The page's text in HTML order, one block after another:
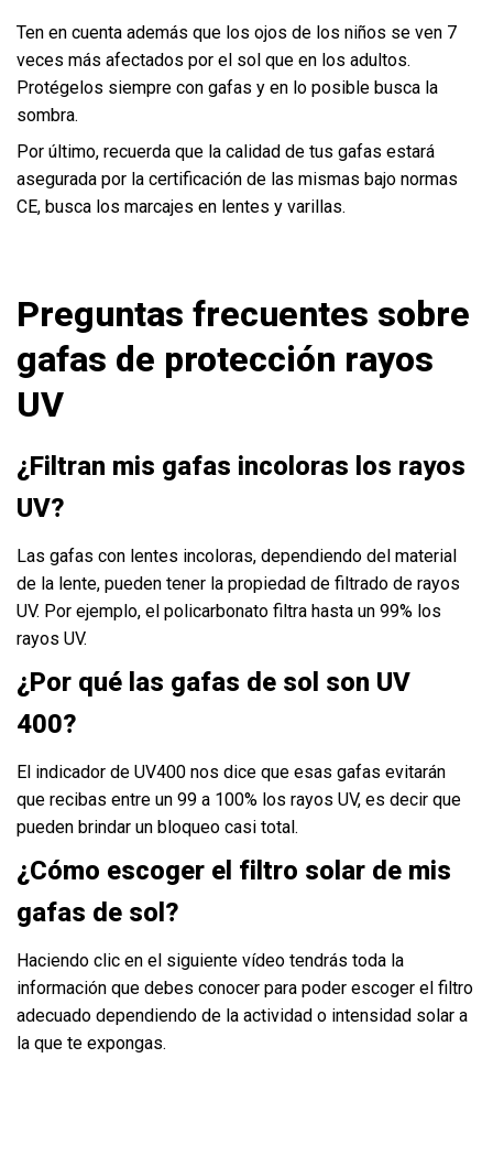
Ten en cuenta además que los ojos de los niños se ven 7
veces más afectados por el sol que en los adultos.
Protégelos siempre con gafas y en lo posible busca la
sombra.
Por último, recuerda que la calidad de tus gafas estará
asegurada por la certificación de las mismas bajo normas
CE, busca los marcajes en lentes y varillas.
Preguntas frecuentes sobre
gafas de protección rayos
UV
¿Filtran mis gafas incoloras los rayos
UV?
Las gafas con lentes incoloras, dependiendo del material
de la lente, pueden tener la propiedad de filtrado de rayos
UV. Por ejemplo, el policarbonato filtra hasta un 99% los
rayos UV.
¿Por qué las gafas de sol son UV
400?
El indicador de UV400 nos dice que esas gafas evitarán
que recibas entre un 99 a 100% los rayos UV, es decir que
pueden brindar un bloqueo casi total.
¿Cómo escoger el filtro solar de mis
gafas de sol?
Haciendo clic en el siguiente vídeo tendrás toda la
información que debes conocer para poder escoger el filtro
adecuado dependiendo de la actividad o intensidad solar a
la que te expongas.